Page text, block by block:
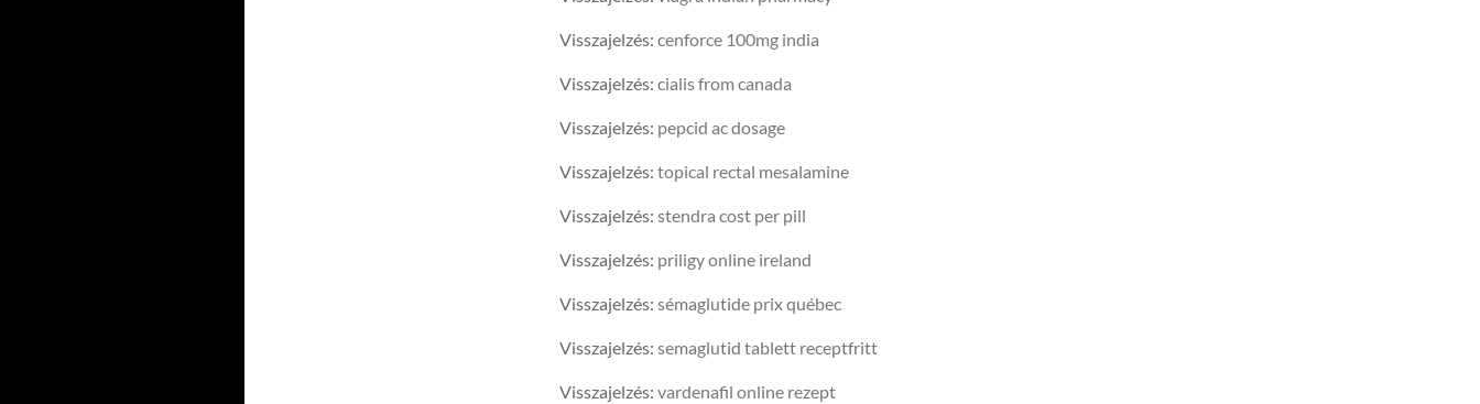
Visszajelzés: cenforce 100mg india
Visszajelzés: cialis from canada
Visszajelzés: pepcid ac dosage
Visszajelzés: topical rectal mesalamine
Visszajelzés: stendra cost per pill
Visszajelzés: priligy online ireland
Visszajelzés: sémaglutide prix québec
Visszajelzés: semaglutid tablett receptfritt
Visszajelzés: vardenafil online rezept